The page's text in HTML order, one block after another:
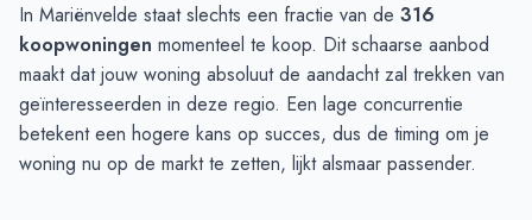
In Mariënvelde staat slechts een fractie van de 316
koopwoningen momenteel te koop. Dit schaarse aanbod
maakt dat jouw woning absoluut de aandacht zal trekken van
geïnteresseerden in deze regio. Een lage concurrentie
betekent een hogere kans op succes, dus de timing om je
woning nu op de markt te zetten, lijkt alsmaar passender.